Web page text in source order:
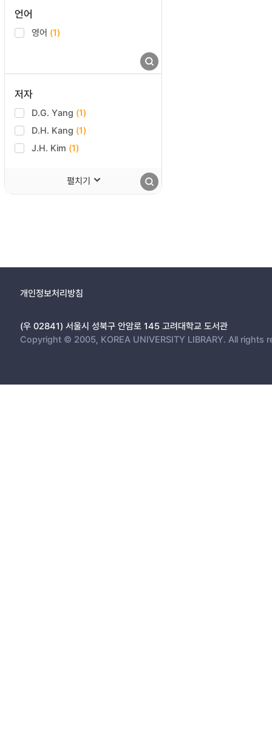
언어
영어 (1)
저자
D.G. Yang (1)
D.H. Kang (1)
J.H. Kim (1)
펼치기
개인정보처리방침
(우 02841) 서울시 성북구 안암로 145 고려대학교 도서관
Copyright © 2005, KOREA UNIVERSITY LIBRARY. All rights